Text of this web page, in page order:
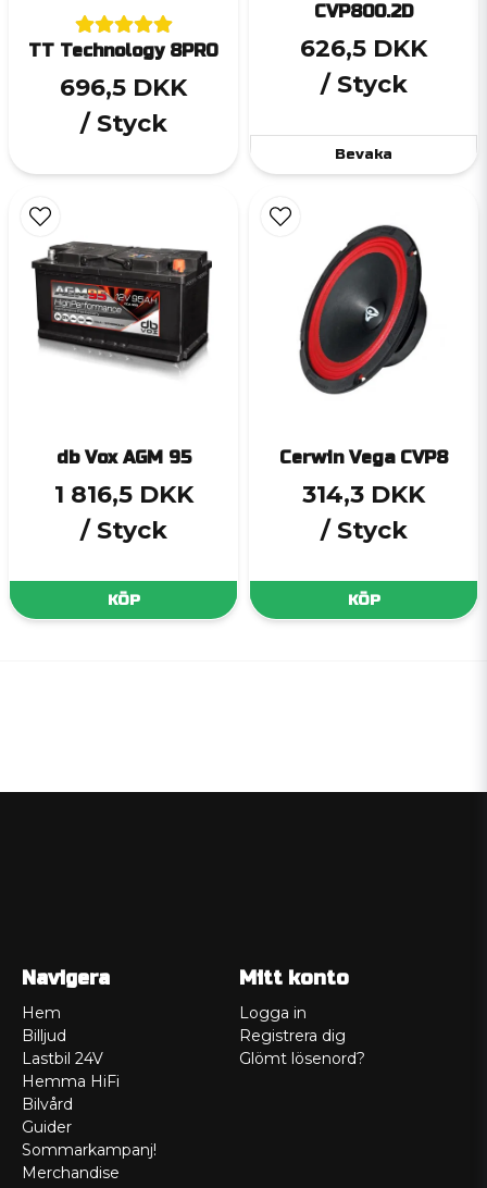
TT Technology 8PRO
696,5 DKK
/ Styck
CVP800.2D
626,5 DKK
/ Styck
Bevaka
db Vox AGM 95
1 816,5 DKK
/ Styck
KÖP
Cerwin Vega CVP8
314,3 DKK
/ Styck
KÖP
Navigera
Hem
Billjud
Lastbil 24V
Hemma HiFi
Bilvård
Guider
Sommarkampanj!
Merchandise
Mitt konto
Logga in
Registrera dig
Glömt lösenord?